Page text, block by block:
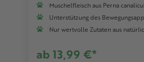
Muschelfleisch aus Perna
Unterstützung des
Nur wertvolle Zutaten aus
ab 13,99 €*